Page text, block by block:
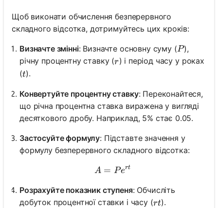
Щоб виконати обчислення безперервного
складного відсотка, дотримуйтесь цих кроків:
Визначте змінні: Визначте основну суму (P
P),
річну процентну ставку (r
r) і період часу у роках
(t
t).
Конвертуйте процентну ставку: Переконайтеся,
що річна процентна ставка виражена у вигляді
десяткового дробу. Наприклад, 5% стає 0.05.
Застосуйте формулу: Підставте значення у
формулу безперервного складного відсотка:
A = Pe^{rt}
A = Pert
Розрахуйте показник ступеня: Обчисліть
добуток процентної ставки і часу (rt
rt).